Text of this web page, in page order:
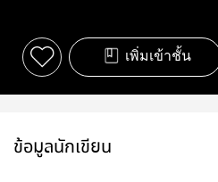
เพิ่มเข้าชั้น
ข้อมูลนักเขียน